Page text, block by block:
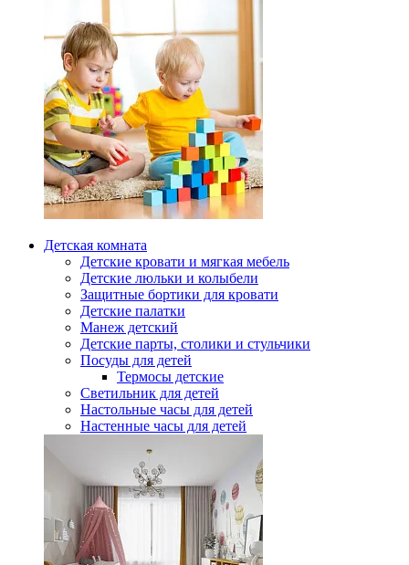
Детская комната
Детские кровати и мягкая мебель
Детские люльки и колыбели
Защитные бортики для кровати
Детские палатки
Манеж детский
Детские парты, столики и стульчики
Посуды для детей
Термосы детские
Светильник для детей
Настольные часы для детей
Настенные часы для детей